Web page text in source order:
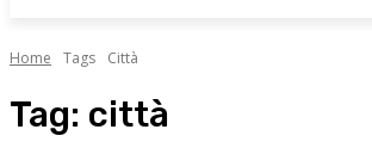
Home Tags Città
Tag: città